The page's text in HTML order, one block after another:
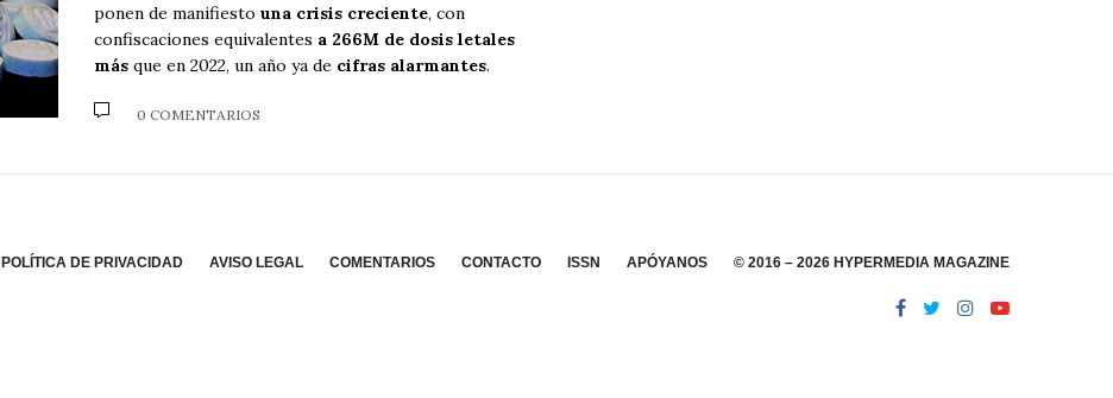
ponen de manifiesto una crisis creciente, con
confiscaciones equivalentes a 266M de dosis letales
más que en 2022, un año ya de cifras alarmantes.
0 COMENTARIOS
POLÍTICA DE PRIVACIDAD AVISO LEGAL COMENTARIOS CONTACTO ISSN APÓYANOS © 2016 – 2026 HYPERMEDIA MAGAZINE